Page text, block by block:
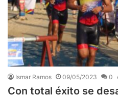
Ismar Ramos 09/05/2023 0
Con total éxito se